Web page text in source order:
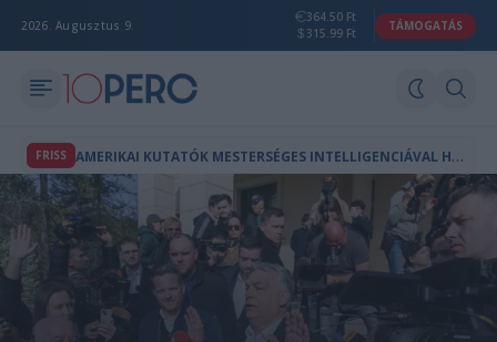
2026. Augusztus 9.
364.50 Ft
315.99 Ft
TÁMOGATÁS
FRISS A
MERIKAI KUTATÓK MESTERSÉGES INTELLIGENCIÁVAL HOZTAK LÉTRE A TERMÉSZETBEN NEM LÉTEZŐ VÍRUSOKAT